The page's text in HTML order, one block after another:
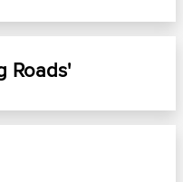
Roads'